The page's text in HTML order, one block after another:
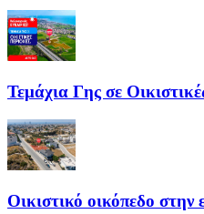
Τεμάχια Γης σε
Οικιστικό οικόπεδο στην